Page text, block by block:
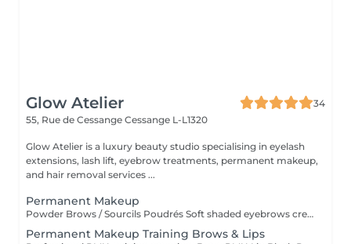
Glow Atelier
34
55, Rue de Cessange Cessange L-L1320
Glow Atelier is a luxury beauty studio specialising in eyelash
extensions, lash lift, eyebrow treatments, permanent makeup,
and hair removal services ...
Permanent Makeup
Powder Brows / Sourcils Poudrés Soft shaded eyebrows created using the Powder Brows technique for a natural, defined and long-lasting result. Ideal for enhancing shape, symmetry and density. Sourcils poudrés réalisés avec la technique Powder Brows pour un résultat naturel, élégant et durable. Idéal pour améliorer la forme, la symétrie et la densité des sourcils _____ Lip Blush / Lèvres Aquarelle Natural lip blush treatment designed to enhance the shape and colour of the lips with a soft, fresh and youthful effect. Maquillage permanent des lèvres effet aquarelle pour sublimer la forme et la couleur des lèvres avec un résultat doux, frais et natur _____ Lash Line Enhancement / Ras de Cils Subtle pigment implantation between the eyelashes to create the appearance of fuller lashes and naturally defined eyes. Pigmentation discrète entre les cils pour créer l'effet de cils plus fournis et intensifier naturellement le re _____ Permanent Eyeliner / Eye-Liner Permanent Permanent eyeliner designed to enhance and define the eyes with a precise and elegant line tailored to your eye shape. Eye-liner permanent conçu pour souligner et définir le regard grâce à un tracé élégant et personnalisé selon la forme de vo ______ Touch-Up Within 60 Days / Retouche Sous 60 Recommended touch-up appointment within 60 days after the initial procedure to perfect colour retention and shape. Retouche recommandée dans les 60 jours suivant la première séance afin de parfaire la couleur et le résult _________ Eyebrow PMU Removal / Détatouage des Sourcils Professional removal or lightening of previous eyebrow permanent makeup using a remover solution. Suitable for unwanted shape, colour correction or pigment lightening before a new PMU procedure. Éclaircissement ou retrait professionnel d'un ancien maquillage permanent des sourcils à l'aide d'une solution remover. Idéal pour corriger une forme, une couleur ou éclaircir le pigment avant une nouvelle procédure de maquillage permanent
Permanent Makeup Training Brows & Lips